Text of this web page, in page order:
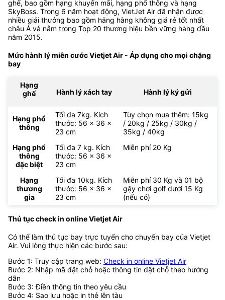
ghế, bao gồm hạng khuyến mãi, hạng phổ thông và hạng
SkyBoss. Trong 6 năm hoạt động, VietJet Air đã nhận được
nhiều giải thưởng bao gồm hãng hàng không giá rẻ tốt nhất
châu Á và nằm trong Top 20 thương hiệu bền vững hàng đầu
năm 2015.
Mức hành lý miễn cước Vietjet Air - Áp dụng cho mọi chặng
bay
Hạng
ghế
Hành lý xách tay Hành lý ký gửi
Hạng phổ
thông
Tối đa 7kg. Kích
thước: 56 x 36 x
23 cm
Tùy chọn mua thêm: 15kg
/ 20kg / 25kg / 30kg /
35kg / 40kg
Hạng phổ
thông
đặc biệt
Tối đa 7 kg. Kích
thước: 56 x 36 x
23 cm
Miễn phí 20 Kg
Hạng
thương
gia
Tối đa 10kg. Kích
thước: 56 x 36 x
23 cm
Miễn phí 30 Kg và 01 bộ
gậy chơi golf dưới 15 Kg
(nếu có)
Thủ tục check in online Vietjet Air
Có thể làm thủ tục bay trực tuyến cho chuyến bay của Vietjet
Air. Vui lòng thực hiện các bước sau:
Bước 1: Truy cập trang web: Check in online Vietjet Air
Bước 2: Nhập mã đặt chỗ hoặc thông tin đặt chỗ theo hướng
dẫn
Bước 3: Điền thông tin theo yêu cầu
Bước 4: Sao lưu hoặc in thẻ lên tàu